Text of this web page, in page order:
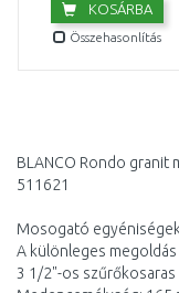
KOSÁRBA
Összehasonlítás
BLANCO Rondo
511621
Mosogató
A különleges
3 1/2"-os szűrőkosaras